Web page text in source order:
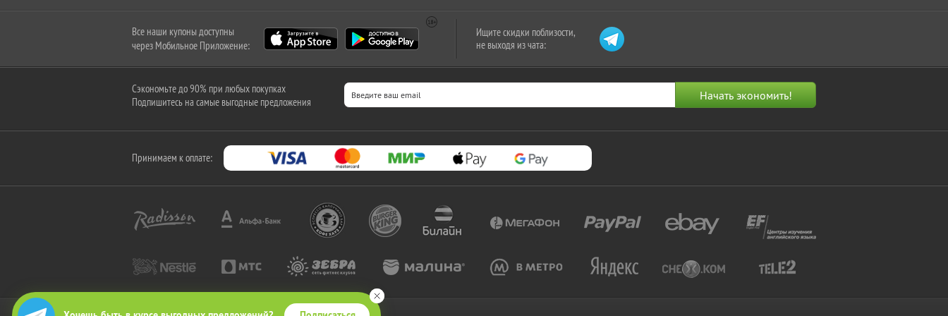
Все наши купоны доступны
через Мобильное Приложение:
Ищите скидки поблизости,
не выходя из чата:
Сэкономьте до 90% при любых покупках
Подпишитесь на самые выгодные предложения
Принимаем к оплате: